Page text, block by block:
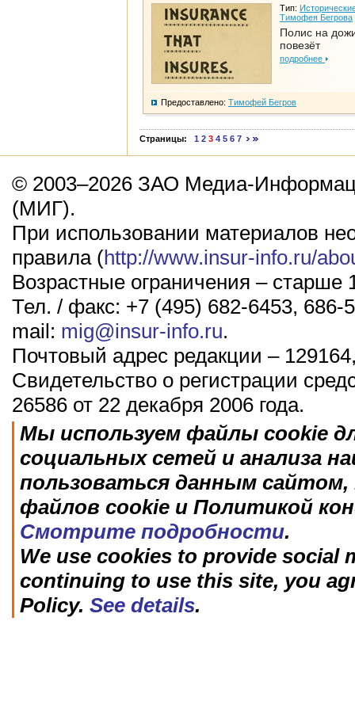
Тип:
Тимофея Бегрова
Полис на
повезёт
подробнее
Предоставлено: Тимофей Бегров
Страницы: 1 2 3 4 5 6 7
© 2003–2026 ЗАО Медиа-
(МИГ).
При использовании материалов
правила (http://www.insur-info.ru/
Возрастные ограничения – старше
Тел. / факс: +7 (495) 682-6453, 686-
mail: mig@insur-info.ru.
Почтовый адрес редакции –
Свидетельство о регистрации
26586 от 22 декабря 2006 года.
Мы используем файлы cookie
социальных сетей и анализа
пользоваться данным
файлов cookie и Политикой
Смотрите подробности.
We use cookies to provide social
continuing to use this site, you
Policy. See details.